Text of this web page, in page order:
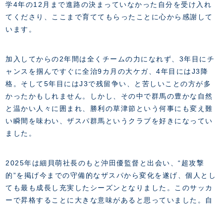
学4年の12月まで進路の決まっていなかった自分を受け入れ
てくださり、ここまで育ててもらったことに心から感謝して
います。
加入してからの2年間は全くチームの力になれず、3年目にチ
ャンスを掴んですぐに全治9カ月の大ケガ、4年目にはJ3降
格。そして5年目にはJ3で残留争い、と苦しいことの方が多
かったかもしれません。しかし、その中で群馬の豊かな自然
と温かい人々に囲まれ、勝利の草津節という何事にも変え難
い瞬間を味わい、ザスパ群馬というクラブを好きになってい
ました。
2025年は細貝萌社長のもと沖田優監督と出会い、“超攻撃
的”を掲げ今までの守備的なザスパから変化を遂げ、個人とし
ても最も成長し充実したシーズンとなりました。このサッカ
ーで昇格することに大きな意味があると思っていました。自